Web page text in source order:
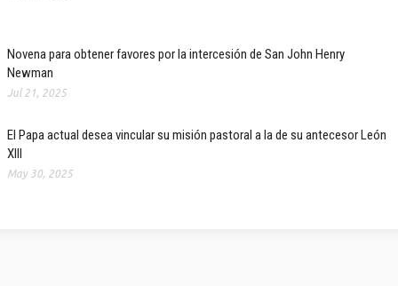
Novena para obtener favores por la intercesión de San John Henry
Newman
Jul 21, 2025
El Papa actual desea vincular su misión pastoral a la de su antecesor León
XIII
May 30, 2025